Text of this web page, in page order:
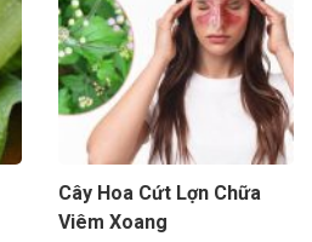
Cây Hoa Cứt Lợn Chữa
Viêm Xoang